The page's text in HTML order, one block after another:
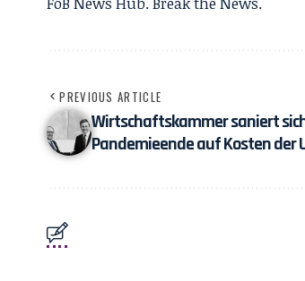
PREVIOUS ARTICLE
Wirtschaftskammer saniert
Pandemieende auf Kosten der